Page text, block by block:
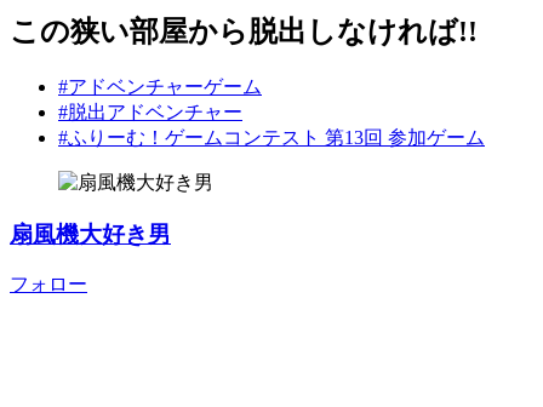
この狭い部屋から脱出しなければ!!
#アドベンチャーゲーム
#脱出アドベンチャー
#ふりーむ！ゲームコンテスト 第13回 参加ゲーム
扇風機大好き男
フォロー